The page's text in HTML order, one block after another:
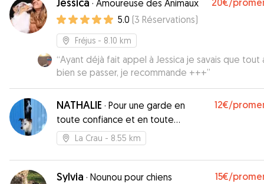
· Amoureuse des Animaux 20€/
5.0 (3 Réservations)
Fréjus - 8.10 km
“Ayant déjà fait appel à Jessica je savais que tout
bien se passer, je recommande +++”
NATHALIE · Pour une garde en
toute confiance et en toute
sérénité
12€/
La Crau - 8.55 km
Sylvia · Nounou pour chiens 15€/